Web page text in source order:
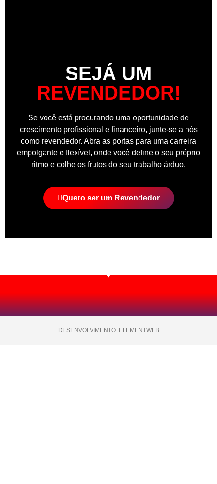
SEJÁ UM
REVENDEDOR!
Se você está procurando uma oportunidade de
crescimento profissional e financeiro, junte-se a nós
como revendedor. Abra as portas para uma carreira
empolgante e flexível, onde você define o seu próprio
ritmo e colhe os frutos do seu trabalho árduo.
Quero ser um Revendedor
DESENVOLVIMENTO: ELEMENTWEB